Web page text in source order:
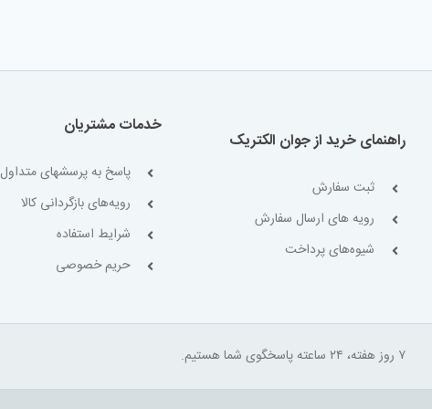
راهنمای خرید از جوان الکتریک
ثبت سفارش
رویه های ارسال سفارش
شیوه‌های پرداخت
خدمات مشتریان
پاسخ به پرسشهای متداول
رویه‌های بازگردانی کالا
شرایط استفاده
حریم خصوصی
۷ روز هفته، ۲۴ ساعته پاسخگوی شما هستیم.